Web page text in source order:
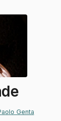
Genta